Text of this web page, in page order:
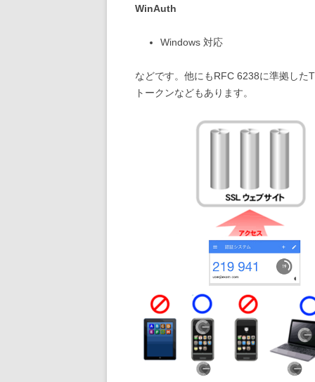
WinAuth
Windows 対応
などです。他にもRFC 6238に準拠した
トークンなどもあります。